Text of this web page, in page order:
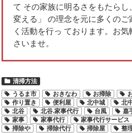
て その家族に明るさをもたら
変える」 の理念を元に多くの
く活動を行っ ております。お
さいませ。
清掃方法
うるま市
おきなわ お掃除
作り置き
便利屋 北中城
北
北谷
北谷.家事代行 台風 嘉
家事
家事代行 家事代行サービス
掃除や
掃除代行 掃除屋 整